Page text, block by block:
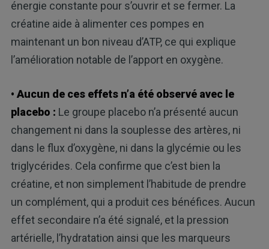
énergie constante pour s’ouvrir et se fermer. La
créatine aide à alimenter ces pompes en
maintenant un bon niveau d’ATP, ce qui explique
l’amélioration notable de l’apport en oxygène.
• Aucun de ces effets n’a été observé avec le
placebo : Le groupe placebo n’a présenté aucun
changement ni dans la souplesse des artères, ni
dans le flux d’oxygène, ni dans la glycémie ou les
triglycérides. Cela confirme que c’est bien la
créatine, et non simplement l’habitude de prendre
un complément, qui a produit ces bénéfices. Aucun
effet secondaire n’a été signalé, et la pression
artérielle, l’hydratation ainsi que les marqueurs